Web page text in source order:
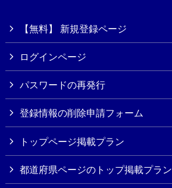
【無料】 新規登録ページ
ログインページ
パスワードの再発行
登録情報の削除申請フォーム
トップページ掲載プラン
都道府県ページのトップ掲載プラン